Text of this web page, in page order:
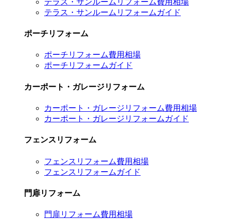
テラス・サンルームリフォーム費用相場
テラス・サンルームリフォームガイド
ポーチリフォーム
ポーチリフォーム費用相場
ポーチリフォームガイド
カーポート・ガレージリフォーム
カーポート・ガレージリフォーム費用相場
カーポート・ガレージリフォームガイド
フェンスリフォーム
フェンスリフォーム費用相場
フェンスリフォームガイド
門扉リフォーム
門扉リフォーム費用相場